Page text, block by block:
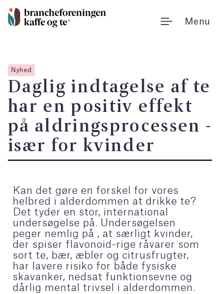
til
indholdet
Menu
Nyhed
Daglig indtagelse af te
har en positiv effekt
på aldringsprocessen -
især for kvinder
Kan det gøre en forskel for vores
helbred i alderdommen at drikke te?
Det tyder en stor, international
undersøgelse på. Undersøgelsen
peger nemlig på , at særligt kvinder,
der spiser flavonoid-rige råvarer som
sort te, bær, æbler og citrusfrugter,
har lavere risiko for både fysiske
skavanker, nedsat funktionsevne og
dårlig mental trivsel i alderdommen.